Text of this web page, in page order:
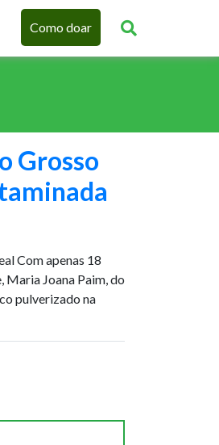
Como doar
Grosso
Com apenas 18
Maria Joana Paim, do
pulverizado na